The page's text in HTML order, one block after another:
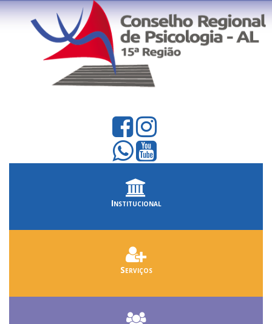
Institucional
Serviços